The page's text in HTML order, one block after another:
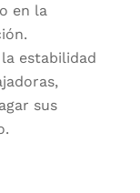
en la
estabilidad
sus